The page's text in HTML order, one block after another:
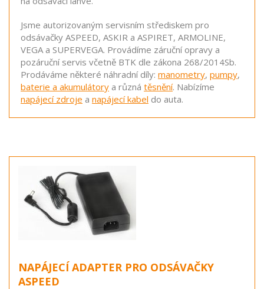
Jsme autorizovaným servisním střediskem pro
odsávačky ASPEED, ASKIR a ASPIRET, ARMOLINE,
VEGA a SUPERVEGA. Provádíme záruční opravy a
pozáruční servis včetně BTK dle zákona 268/2014Sb.
Prodáváme některé náhradní díly: manometry, pumpy,
baterie a akumulátory a různá těsnění. Nabízíme
napájecí zdroje a napájecí kabel do auta.
NAPÁJECÍ ADAPTER PRO ODSÁVAČKY
ASPEED